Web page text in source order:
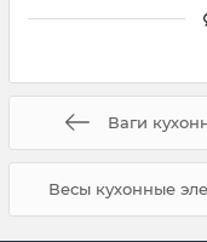
Ваги
Весы кухонные